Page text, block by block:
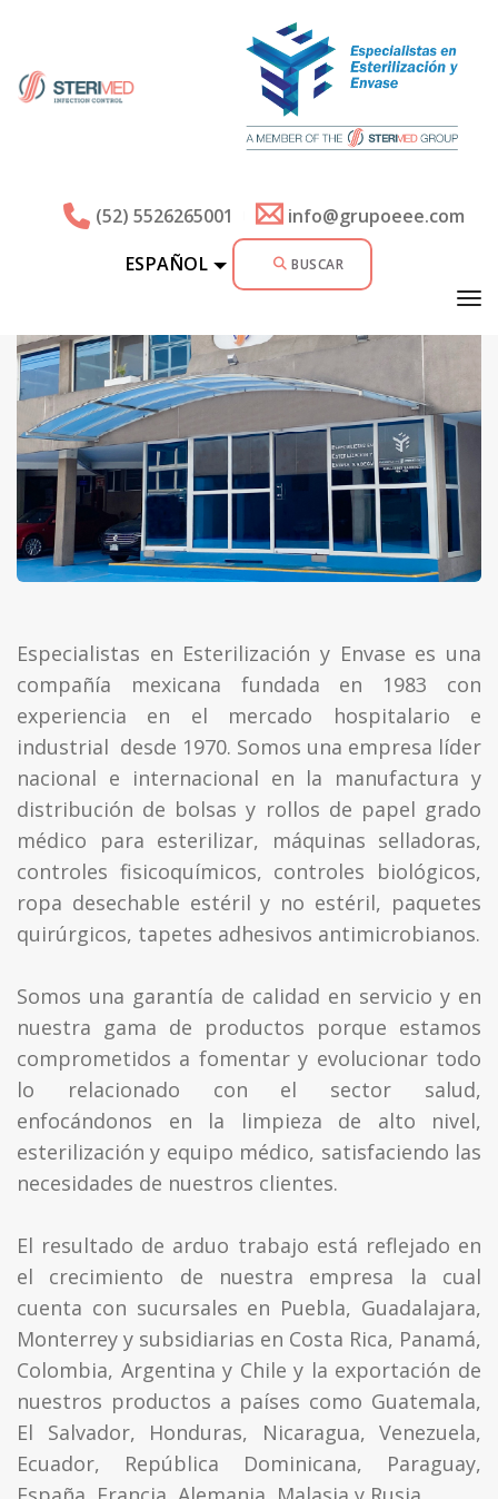
(52) 5526265001
info@grupoeee.com
ESPAÑOL
BUSCAR
Especialistas en Esterilización y Envase es una
compañía mexicana fundada en 1983 con
experiencia en el mercado hospitalario e
industrial desde 1970. Somos una empresa líder
nacional e internacional en la manufactura y
distribución de bolsas y rollos de papel grado
médico para esterilizar, máquinas selladoras,
controles fisicoquímicos, controles biológicos,
ropa desechable estéril y no estéril, paquetes
quirúrgicos, tapetes adhesivos antimicrobianos.
Somos una garantía de calidad en servicio y en
nuestra gama de productos porque estamos
comprometidos a fomentar y evolucionar todo
lo relacionado con el sector salud,
enfocándonos en la limpieza de alto nivel,
esterilización y equipo médico, satisfaciendo las
necesidades de nuestros clientes.
El resultado de arduo trabajo está reflejado en
el crecimiento de nuestra empresa la cual
cuenta con sucursales en Puebla, Guadalajara,
Monterrey y subsidiarias en Costa Rica, Panamá,
Colombia, Argentina y Chile y la exportación de
nuestros productos a países como Guatemala,
El Salvador, Honduras, Nicaragua, Venezuela,
Ecuador, República Dominicana, Paraguay,